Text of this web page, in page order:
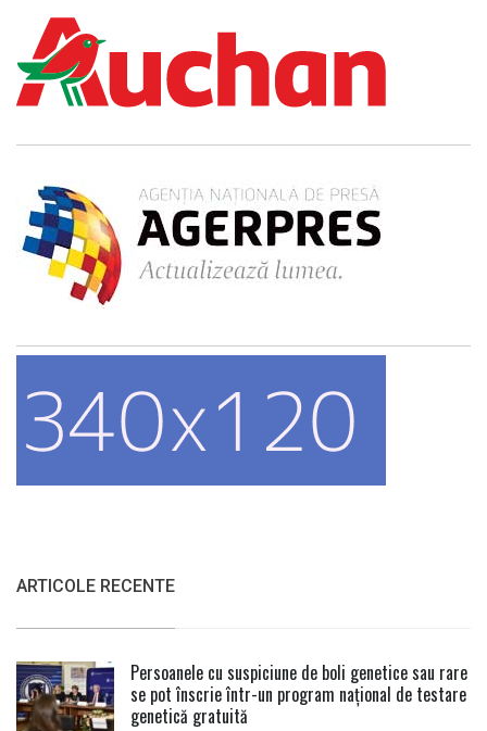
ARTICOLE RECENTE
Persoanele cu suspiciune de boli genetice sau rare
se pot înscrie într-un program național de testare
genetică gratuită